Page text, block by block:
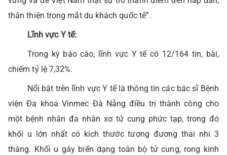
thân thiện trong mắt du khách quốc tế”.
Lĩnh vực Y tế:
Trong kỳ báo cáo, lĩnh vực Y tế có 12/164 tin, bài,
chiếm tỷ lệ 7,32%.
Nổi bật trên lĩnh vực Y tế là thông tin các bác sĩ Bệnh
viện Đa khoa Vinmec Đà Nẵng điều trị thành công cho
một bệnh nhân đa nhân xơ tử cung phức tạp, trong đó
khối u lớn nhất có kích thước tương đương thai nhi 3
tháng. Khối u gây biến dạng toàn bộ tử cung, rong kinh